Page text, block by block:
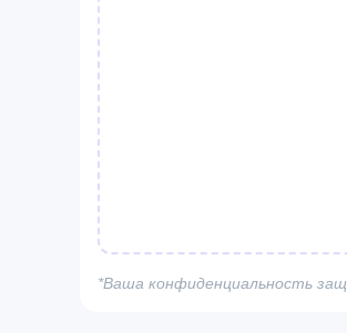
*Ваша конфиденциальность